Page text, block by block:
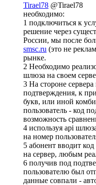
Tirael78 @Tirael78
необходимо:
1 подключиться к
решение через
России, мы после
smsc.ru (это не
рынке.
2 Необходимо
шлюза на своем
3 На стороне
подтверждения, к
букв, или иной
пользователь - код
возможность
4 используя api
на номер
5 абонент вводит
на сервер, любым
6 получив под
пользователю был
данные совпали -